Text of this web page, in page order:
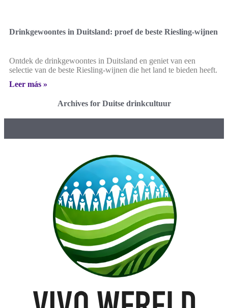
Drinkgewoontes in Duitsland: proef de beste Riesling-wijnen
Ontdek de drinkgewoontes in Duitsland en geniet van een
selectie van de beste Riesling-wijnen die het land te bieden heeft.
Leer más »
Archives for Duitse drinkcultuur